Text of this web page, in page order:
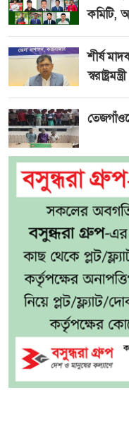
কমিটি,
শীর্ষ
স্বরাষ্ট্রমন্ত্রী